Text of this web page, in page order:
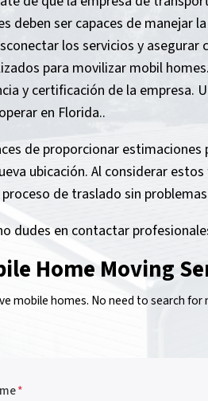
deben ser capaces de manejar
los servicios y
para movilizar mobil
y certificación de la empresa.
en Florida..
de proporcionar
ubicación. Al considerar
de traslado sin
dudes en contactar
Home Moving
mobile homes. No need to search
*